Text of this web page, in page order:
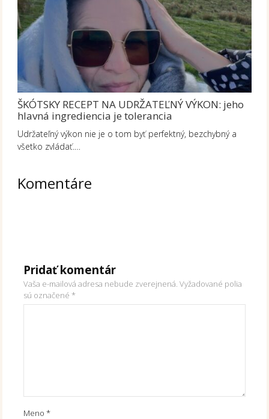
ŠKÓTSKY RECEPT NA UDRŽATEĽNÝ VÝKON: jeho
hlavná ingrediencia je tolerancia
Udržateľný výkon nie je o tom byť perfektný, bezchybný a
všetko zvládať.…
Komentáre
Pridať komentár
Vaša e-mailová adresa nebude zverejnená. Vyžadované polia
sú označené*
Meno*